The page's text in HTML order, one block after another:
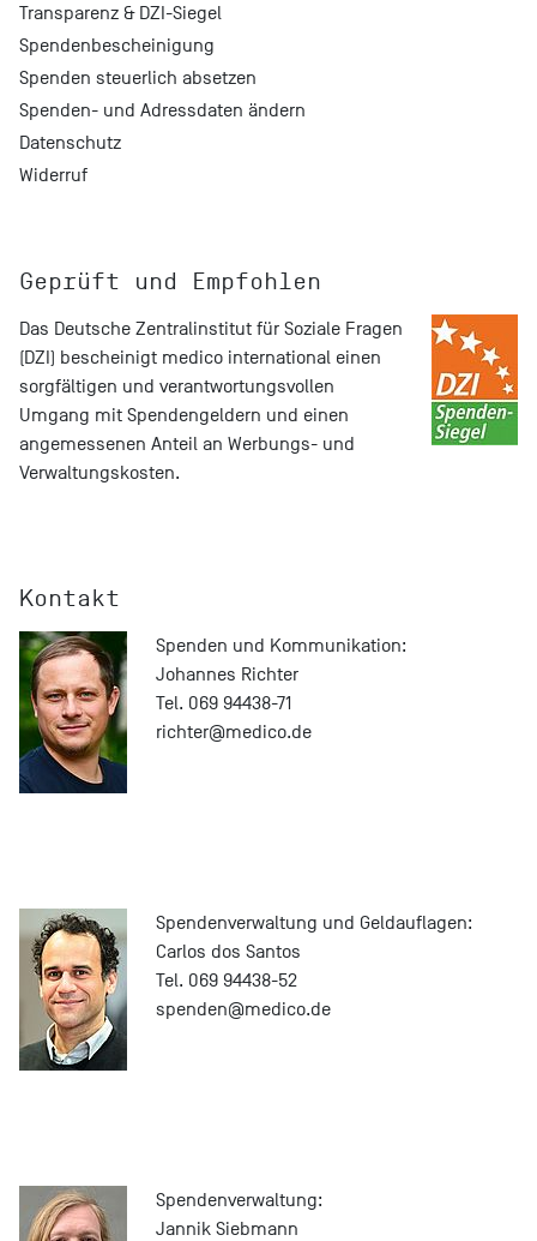
Transparenz & DZI-Siegel
Spendenbescheinigung
Spenden steuerlich absetzen
Spenden- und Adressdaten ändern
Datenschutz
Widerruf
Geprüft und Empfohlen
Das Deutsche Zentralinstitut für Soziale Fragen
(DZI) bescheinigt medico international einen
sorgfältigen und verantwortungsvollen
Umgang mit Spendengeldern und einen
angemessenen Anteil an Werbungs- und
Verwaltungskosten.
Kontakt
Spenden und Kommunikation:
Johannes Richter
Tel. 069 94438-71
richter@medico.de
Spendenverwaltung und Geldauflagen:
Carlos dos Santos
Tel. 069 94438-52
spenden@medico.de
Spendenverwaltung:
Jannik Siebmann